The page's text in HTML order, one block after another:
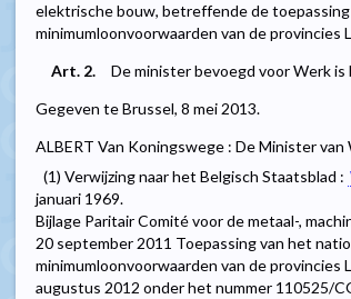
elektrische bouw, betreffende de
minimumloonvoorwaarden van de provincies
Art. 2.
De minister bevoegd voor Werk
Gegeven te Brussel, 8 mei 2013.
ALBERT Van Koningswege : De Minister van
(1) Verwijzing naar het Belgisch Staatsblad :
januari 1969.
Bijlage Paritair Comité voor de metaal-,
20 september 2011 Toepassing van het
minimumloonvoorwaarden van de
augustus 2012 onder het nummer 110525/